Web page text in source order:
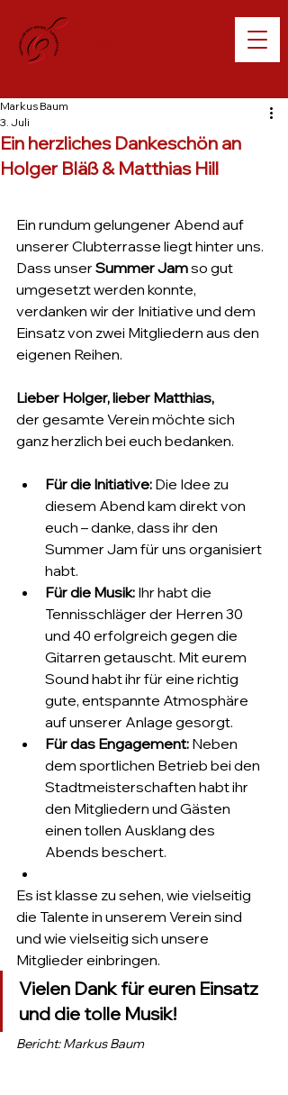
Ein herzliches Dankeschön an
Holger Bläß & Matthias Hill
Markus Baum
3. Juli
Ein rundum gelungener Abend auf
unserer Clubterrasse liegt hinter uns.
Dass unser Summer Jam so gut
umgesetzt werden konnte,
verdanken wir der Initiative und dem
Einsatz von zwei Mitgliedern aus den
eigenen Reihen.
Lieber Holger, lieber Matthias,
der gesamte Verein möchte sich
ganz herzlich bei euch bedanken.
Für die Initiative: Die Idee zu
diesem Abend kam direkt von
euch – danke, dass ihr den
Summer Jam für uns organisiert
habt.
Für die Musik: Ihr habt die
Tennisschläger der Herren 30
und 40 erfolgreich gegen die
Gitarren getauscht. Mit eurem
Sound habt ihr für eine richtig
gute, entspannte Atmosphäre
auf unserer Anlage gesorgt.
Für das Engagement: Neben
dem sportlichen Betrieb bei den
Stadtmeisterschaften habt ihr
den Mitgliedern und Gästen
einen tollen Ausklang des
Abends beschert.
Es ist klasse zu sehen, wie vielseitig
die Talente in unserem Verein sind
und wie vielseitig sich unsere
Mitglieder einbringen.
Vielen Dank für euren Einsatz
und die tolle Musik!
Bericht: Markus Baum